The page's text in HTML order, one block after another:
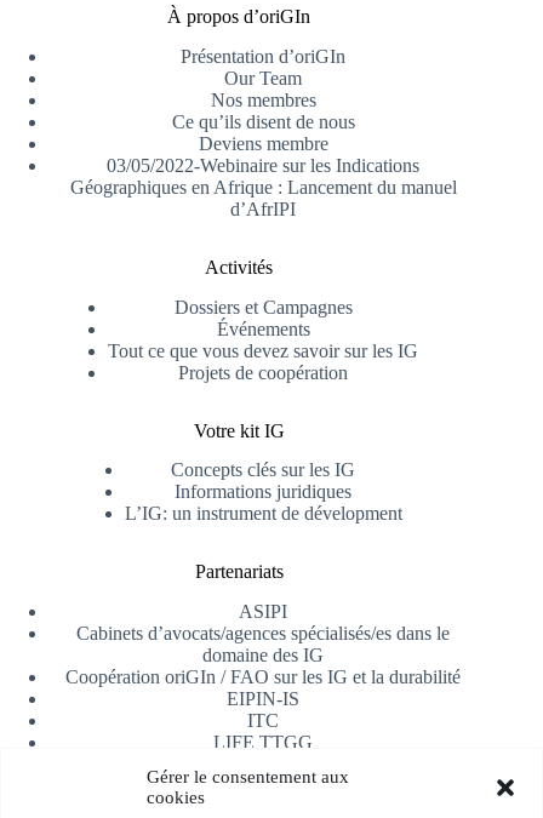
Gérer le consentement aux
cookies
À propos d’oriGIn
Présentation d’oriGIn
Our Team
Nos membres
Ce qu’ils disent de nous
Deviens membre
03/05/2022-Webinaire sur les Indications
Géographiques en Afrique : Lancement du manuel
d’AfrIPI
Activités
Dossiers et Campagnes
Événements
Tout ce que vous devez savoir sur les IG
Projets de coopération
Votre kit IG
Concepts clés sur les IG
Informations juridiques
L’IG: un instrument de dévelopment
Partenariats
ASIPI
Cabinets d’avocats/agences spécialisés/es dans le
domaine des IG
Coopération oriGIn / FAO sur les IG et la durabilité
EIPIN-IS
ITC
LIFE TTGG
AfrIPI